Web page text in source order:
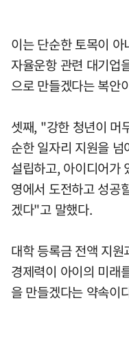
이는 단순한 토목이
자율운항 관련 대기업
으로 만들겠다는 복안
셋째, "강한 청년이 머
순한 일자리 지원을
설립하고, 아이디어가
영에서 도전하고 성공
겠다"고 말했다.
대학 등록금 전액 지
경제력이 아이의 미래
을 만들겠다는 약속이